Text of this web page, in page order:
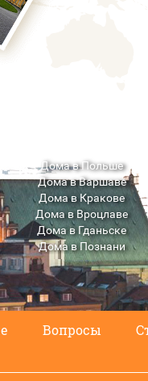
Дома в Польше
Дома в Варшаве
Дома в Кракове
Дома в Вроцлаве
Дома в Гданьске
Дома в Познани
Дома в Люблине
Вопросы